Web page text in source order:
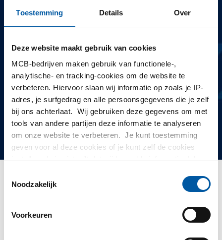
Toestemming Details Over
Deze website maakt gebruik van cookies
MCB-bedrijven maken gebruik van functionele-,
analytische- en tracking-cookies om de website te
verbeteren. Hiervoor slaan wij informatie op zoals je IP-
adres, je surfgedrag en alle persoonsgegevens die je zelf
bij ons achterlaat. Wij gebruiken deze gegevens om met
tools van andere partijen deze informatie te analyseren
om onze website te verbeteren. Je kunt toestemming
geven voor al deze cookies of je kunt zelf de cookies
instellen als je niet wilt dat wij bepaalde informatie delen.
partijen waarmee wij samenwerken vind je in ons
Noodzakelijk
Voorkeuren
MCB zoekt mensen
die het beste uit
zichzelf willen halen!
Kom bij ons werken!
Bedrijven